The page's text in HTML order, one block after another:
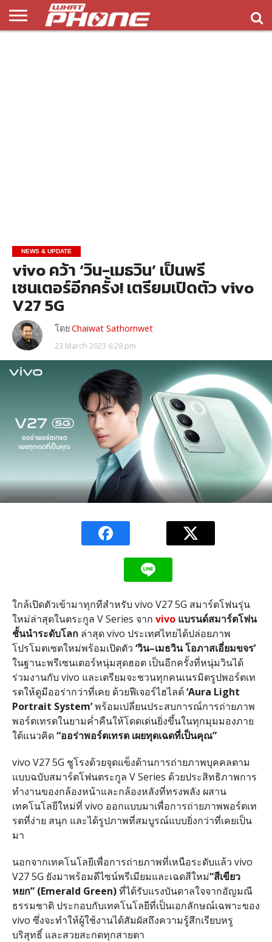
NEWS & UPDATE
vivo คว้า ‘วิน-เมธวิน’ เป็นพรี
เซนเตอร์อีกครั้ง! เตรียมเปิดตัว vivo
V27 5G
โดยChaiwat Sathornwet
23 March 2023 6:28 pm
ใกล้เปิดตัวเข้ามาทุกทีสำหรับ vivo V27 5G สมาร์ตโฟนรุ่น
ใหม่ล่าสุดในตระกูล V Series จาก vivo แบรนด์สมาร์ตโฟน
ชั้นนำระดับโลกล่าสุดvivo ประเทศไทยได้ปล่อยภาพ
โปรโมตเซตใหม่พร้อมเปิดตัว ‘วิน–เมธวิน โอภาสเอี่ยมขจร’
ในฐานะพรีเซนเตอร์หนุ่มสุดฮอต เป็นอีกครั้งที่หนุ่มวินได้
ร่วมงานกับ vivo และเตรียมจะชวนทุกคนเนรมิตรูปพอร์ตเท
รตให้ดูมีออร่ากว่าที่เคย ด้วยฟีเจอร์ไฮไลต์‘Aura Light
Portrait System’ พร้อมเปลี่ยนประสบการณ์การถ่ายภาพ
พอร์ตเทรตในยามค่ำคืนให้โดดเด่นยิ่งขึ้นในทุกมุมมองภาย
ใต้แนวคิด “ออร่าพอร์ตเทรต เผยทุดเฉดที่เป็นคุณ”
vivo V27 5G ชูโรงด้วยจุดแข็งด้านการถ่ายภาพบุคคลตาม
แบบฉบับสมาร์ตโฟนตระกูล V Series ด้วยประสิทธิภาพการ
ทำงานของกล้องหน้าและกล้องหลังที่ทรงพลัง ผสาน
เทคโนโลยีใหม่ที่ vivo ออกแบบมาเพื่อการถ่ายภาพพอร์ตเท
รตที่ง่าย สนุก และได้รูปภาพที่สมบูรณ์แบบยิ่งกว่าที่เคยเป็น
มา
นอกจากเทคโนโลยีเพื่อการถ่ายภาพที่เหนือระดับแล้ว vivo
V27 5G ยังมาพร้อมดีไซน์พรีเมียมและเฉดสีใหม่“สีเขียว
หยก” (Emerald Green) ที่ได้รับแรงบันดาลใจจากอัญมณี
ธรรมชาติ ประกอบกับเทคโนโลยีที่เป็นเอกลักษณ์เฉพาะของ
vivo ซึ่งจะทำให้ผู้ใช้งานได้สัมผัสถึงความรู้สึกเรียบหรู
บริสุทธิ์ และสวยสะกดทุกสายตา